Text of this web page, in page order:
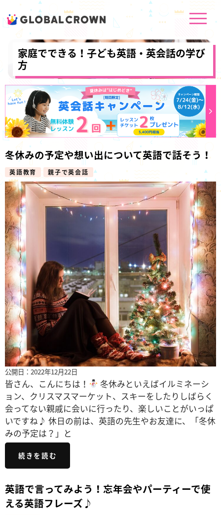
家庭でできる！子ども英語・英会話の学び
方
冬休みの予定や想い出について英語で話そう！
英語教育 親子で英会話
公開日：2022年12月22日
皆さん、こんにちは！
冬休みといえばイルミネーシ
ョン、クリスマスマーケット、スキーをしたりしばらく
会ってない親戚に会いに行ったり、楽しいことがいっぱ
いですね♪ 休日の前は、英語の先生やお友達に、「冬休
みの予定は？」と
続きを読む
英語で言ってみよう！忘年会やパーティーで使
える英語フレーズ♪